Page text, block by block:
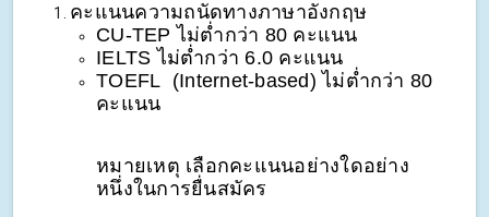
คะแนนความถนัดทางภาษาอังกฤษ
CU-TEP ไม่ต่ำกว่า 80 คะแนน
IELTS ไม่ต่ำกว่า 6.0 คะแนน
TOEFL (Internet-based) ไม่ต่ำกว่า 80
คะแนน
หมายเหตุ เลือกคะแนนอย่างใดอย่าง
หนึ่งในการยื่นสมัคร